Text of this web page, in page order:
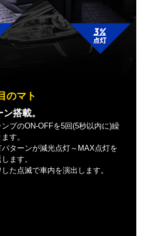
のマト
搭載。
プのON-OFFを5回(5秒以内に)繰
す。
ターンが減光点灯～MAX点灯を
ます。
た点滅で車内を演出します。